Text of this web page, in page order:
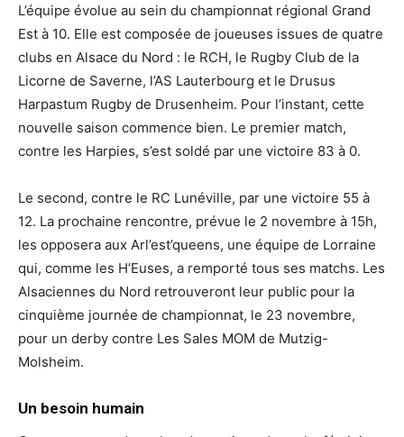
L’équipe évolue au sein du championnat régional Grand
Est à 10. Elle est composée de joueuses issues de quatre
clubs en Alsace du Nord : le RCH, le Rugby Club de la
Licorne de Saverne, l’AS Lauterbourg et le Drusus
Harpastum Rugby de Drusenheim. Pour l’instant, cette
nouvelle saison commence bien. Le premier match,
contre les Harpies, s’est soldé par une victoire 83 à 0.
Le second, contre le RC Lunéville, par une victoire 55 à
12. La prochaine rencontre, prévue le 2 novembre à 15h,
les opposera aux Arl’est’queens, une équipe de Lorraine
qui, comme les H’Euses, a remporté tous ses matchs. Les
Alsaciennes du Nord retrouveront leur public pour la
cinquième journée de championnat, le 23 novembre,
pour un derby contre Les Sales MOM de Mutzig-
Molsheim.
Un besoin humain